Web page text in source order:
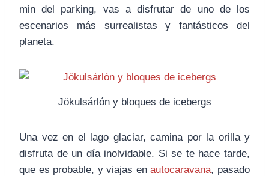
min del parking, vas a disfrutar de uno de los
escenarios más surrealistas y fantásticos del
planeta.
Jökulsárlón y bloques de icebergs
Una vez en el lago glaciar, camina por la orilla y
disfruta de un día inolvidable. Si se te hace tarde,
que es probable, y viajas enautocaravana, pasado